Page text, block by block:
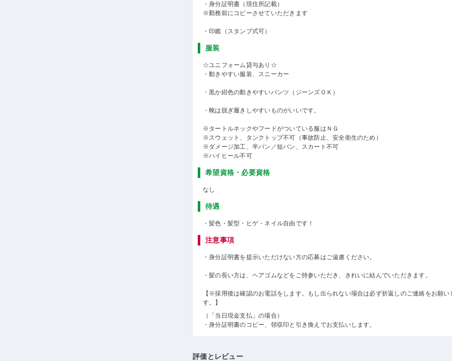
・身分証明書（現住所記載）
※勤務前にコピーさせていただきます
・印鑑（スタンプ式可）
服装
☆ユニフォーム貸与あり☆
・動きやすい服装、スニーカー
・黒か紺色の動きやすいパンツ（ジーンズＯＫ）
・靴は脱ぎ履きしやすいものがいいです。
※タートルネックやフードがついている服はＮＧ
※スウェット、タンクトップ不可（事故防止、安全衛生のため）
※ダメージ加工、半パン／短パン、スカート不可
※ハイヒール不可
希望資格・必要資格
なし
待遇
・髪色・髪型・ヒゲ・ネイル自由です！
注意事項
・身分証明書を提示いただけない方の応募はご遠慮ください。
・髪の長い方は、ヘアゴムなどをご持参いただき、きれいに結んでいただきます。
【※採用後は確認のお電話をします。もし出られない場合は必ず折返しのご連絡をお願い
す。】
（「当日現金支払」の場合）
・身分証明書のコピー、領収印と引き換えでお支払いします。
評価とレビュー